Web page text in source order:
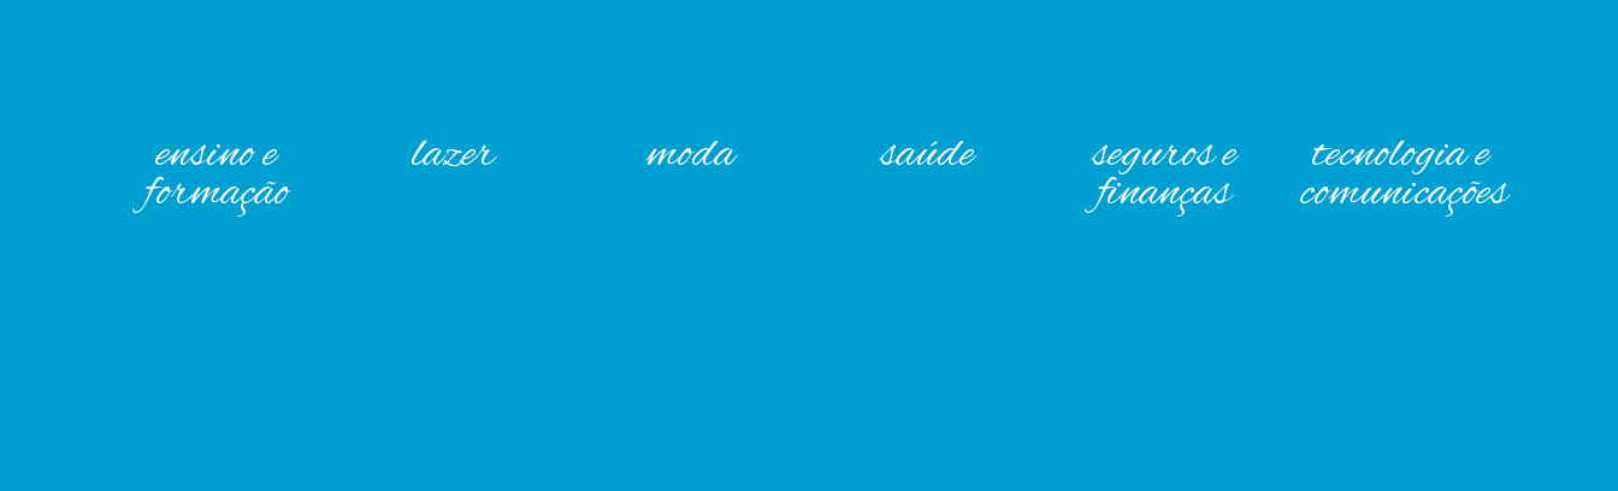
ensino e
formação
lazer moda saúde seguros e
finanças
tecnologia e
comunicações